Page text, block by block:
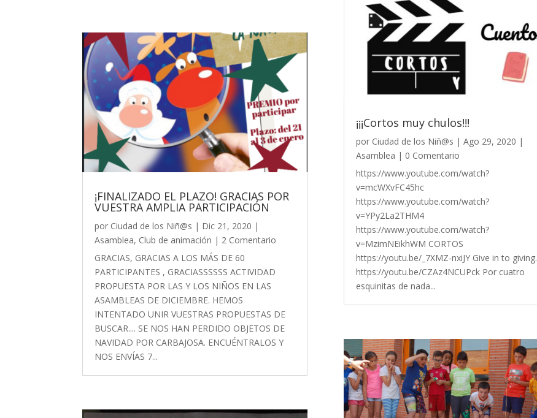
¡FINALIZADO EL PLAZO! GRACIAS POR
VUESTRA AMPLIA PARTICIPACIÓN
por Ciudad de los Niñ@s | Dic 21, 2020 |
Asamblea, Club de animación | 2 Comentario
GRACIAS, GRACIAS A LOS MÁS DE 60
PARTICIPANTES , GRACIASSSSSS ACTIVIDAD
PROPUESTA POR LAS Y LOS NIÑOS EN LAS
ASAMBLEAS DE DICIEMBRE. HEMOS
INTENTADO UNIR VUESTRAS PROPUESTAS DE
BUSCAR.... SE NOS HAN PERDIDO OBJETOS DE
NAVIDAD POR CARBAJOSA. ENCUÉNTRALOS Y
NOS ENVÍAS 7...
¡¡¡Cortos muy chulos!!!
por Ciudad de los Niñ@s | Ago 29, 2020 |
Asamblea | 0 Comentario
https://www.youtube.com/watch?
v=mcWXvFC45hc
https://www.youtube.com/watch?
v=YPy2La2THM4
https://www.youtube.com/watch?
v=MzimNEikhWM CORTOS
https://youtu.be/_7XMZ-nxiJY Give in to giving.
https://youtu.be/CZAz4NCUPck Por cuatro
esquinitas de nada...